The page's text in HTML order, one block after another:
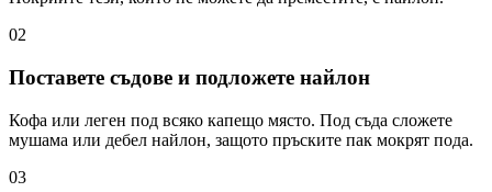
02
Поставете съдове и подложете найлон
Кофа или леген под всяко капещо място. Под съда сложете
мушама или дебел найлон, защото пръските пак мокрят пода.
03